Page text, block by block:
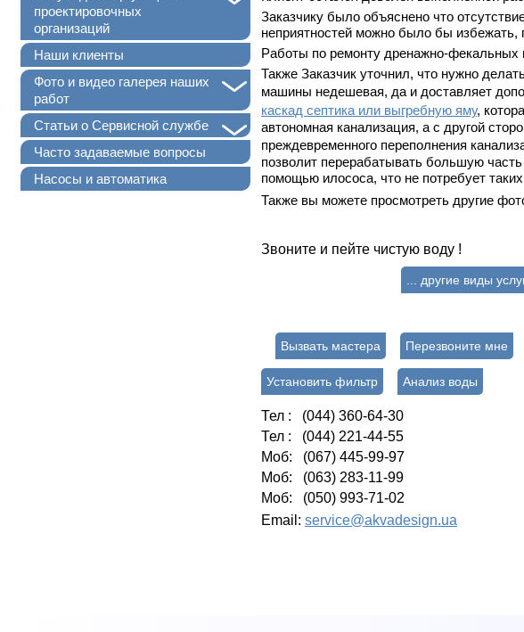
проектировочных
организаций
Наши клиенты
+
Фото и видео галерея наших
работ
+
Статьи о Сервисной службе
Часто задаваемые вопросы
Насосы и автоматика
Заказчику было объяснено что
неприятностей можно было бы избежать,
Работы по ремонту дренажно-фекальных
Также Заказчик уточнил, что нужно
машины недешевая, да и доставляет
каскад септика или выгребную яму,
автономная канализация, а с другой
преждевременного переполнения
позволит перерабатывать большую
помощью илососа, что не потребует
Также вы можете просмотреть другие
Звоните и пейте чистую воду !
... другие виды
Вызвать мастера Перезвоните мне
Установить фильтр Анализ воды
Тел : (044) 360-64-30
Тел : (044) 221-44-55
Моб: (067) 445-99-97
Моб: (063) 283-11-99
Моб: (050) 993-71-02
Email: service@akvadesign.ua